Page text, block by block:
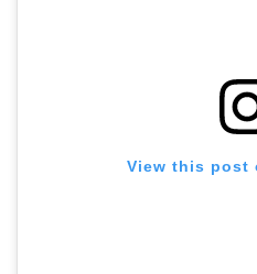
View this post